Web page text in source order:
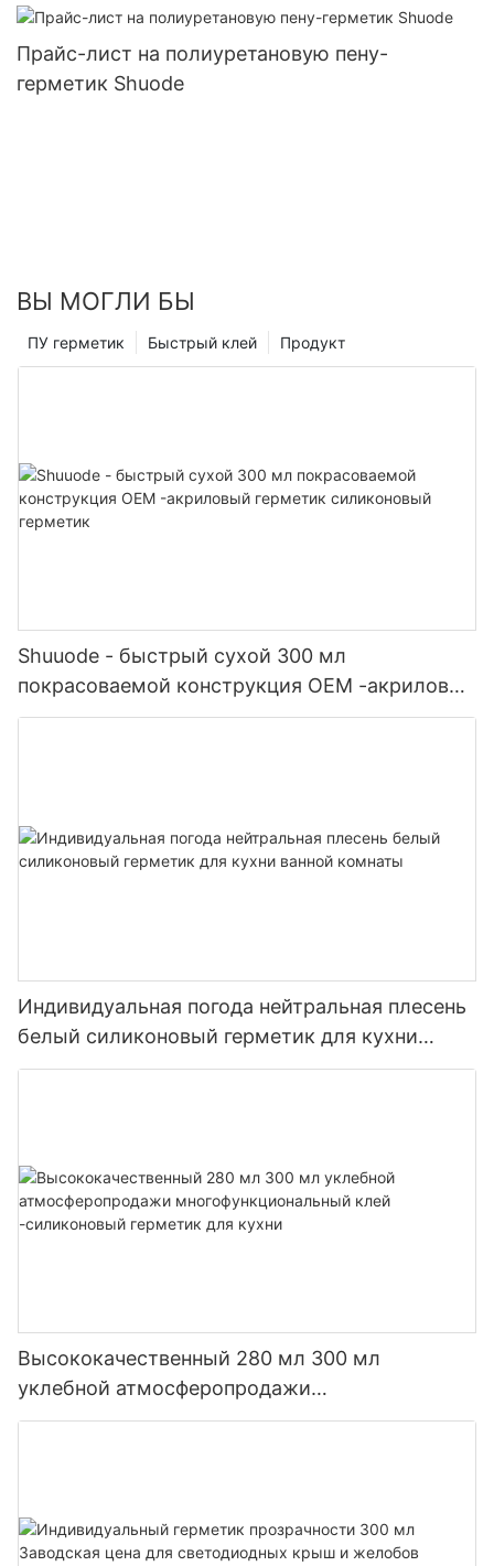
Прайс-лист на полиуретановую пену-
герметик Shuode
ВЫ МОГЛИ БЫ
Продукт
Быстрый клей
ПУ герметик
Shuuode - быстрый сухой 300 мл
покрасоваемой конструкция OEM -акриловый
герметик силиконовый герметик
Индивидуальная погода нейтральная плесень
белый силиконовый герметик для кухни
ванной комнаты
Высококачественный 280 мл 300 мл
уклебной атмосферопродажи
многофункциональный клей -силиконовый